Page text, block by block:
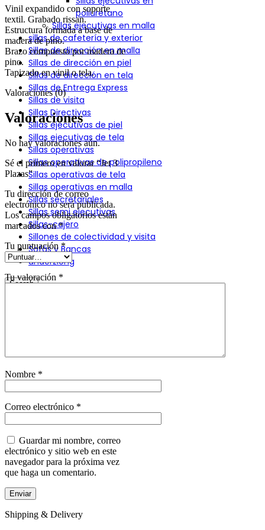
poliuretano
Sillas ejecutivas en malla
sillas de cafetería y exterior
Sillas de dirección en malla
Sillas de dirección en piel
Sillas de dirección en tela
Sillas de Entrega Express
Sillas de visita
Sillas Directivas
Sillas ejecutivas de piel
Sillas ejecutivas de tela
Sillas operativas
Sillas operativas de polipropileno
Sillas operativas de tela
Sillas operativas en malla
Sillas secretariales
Sillas semi ejecutivas
Sillas-cajero
Sillones de colectividad y visita
Sofás y Bancas
underzlong
Search
Vinil expandido con soporte
textil. Grabado rissan.
Estructura formada a base de
madera de pino.
Brazo compuesto por madera de
pino.
Tapizado en vinil o tela.
Valoraciones (0)
Valoraciones
No hay valoraciones aún.
Sé el primero en valorar “Jet 3
Plazas”
Tu dirección de correo
electrónico no será publicada.
Los campos obligatorios están
marcados con*
Tu puntuación *
Tu valoración *
Nombre *
Correo electrónico *
Guardar mi nombre, correo
electrónico y sitio web en este
navegador para la próxima vez
que haga un comentario.
Shipping & Delivery